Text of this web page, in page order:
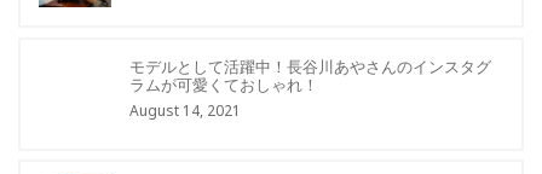
モデルとして活躍中！長谷川あやさんのインスタグ
ラムが可愛くておしゃれ！
August 14, 2021